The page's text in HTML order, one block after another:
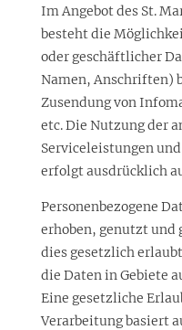
Im Angebot des St.
besteht die
oder geschäftlicher
Namen, Anschriften)
Zusendung von
etc. Die Nutzung der
Serviceleistungen
erfolgt ausdrücklich
Personenbezogene
erhoben, genutzt und
dies gesetzlich
die Daten in Gebiete
Eine gesetzliche
Verarbeitung basiert